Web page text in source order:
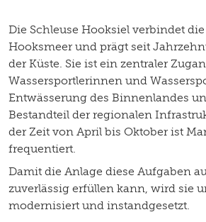
Die Schleuse Hooksiel verbindet
Hooksmeer und prägt seit
der Küste. Sie ist ein zentraler
Wassersportlerinnen und
Entwässerung des Binnenlandes
Bestandteil der regionalen
der Zeit von April bis Oktober ist
frequentiert.
Damit die Anlage diese Aufgaben
zuverlässig erfüllen kann, wird sie
modernisiert und instandgesetzt.